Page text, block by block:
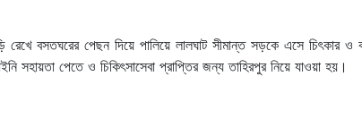
বসতঘরের পেছন দিয়ে পালিয়ে লালঘাট সীমান্ত সড়কে এসে চিৎকার ও
সহায়তা পেতে ও চিকিৎসাসেবা প্রাপ্তির জন্য তাহিরপুর নিয়ে যাওয়া হয়।